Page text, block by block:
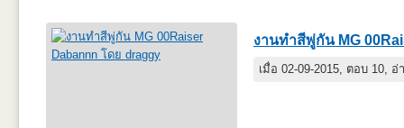
งานทำสีพู่กัน MG
เมื่อ 02-09-2015, ตอบ 10, อ่